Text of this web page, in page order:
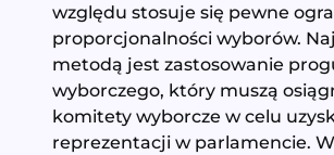
względu stosuje się pewne
proporcjonalności wyborów.
metodą jest zastosowanie
wyborczego, który muszą
komitety wyborcze w celu
reprezentacji w parlamencie.